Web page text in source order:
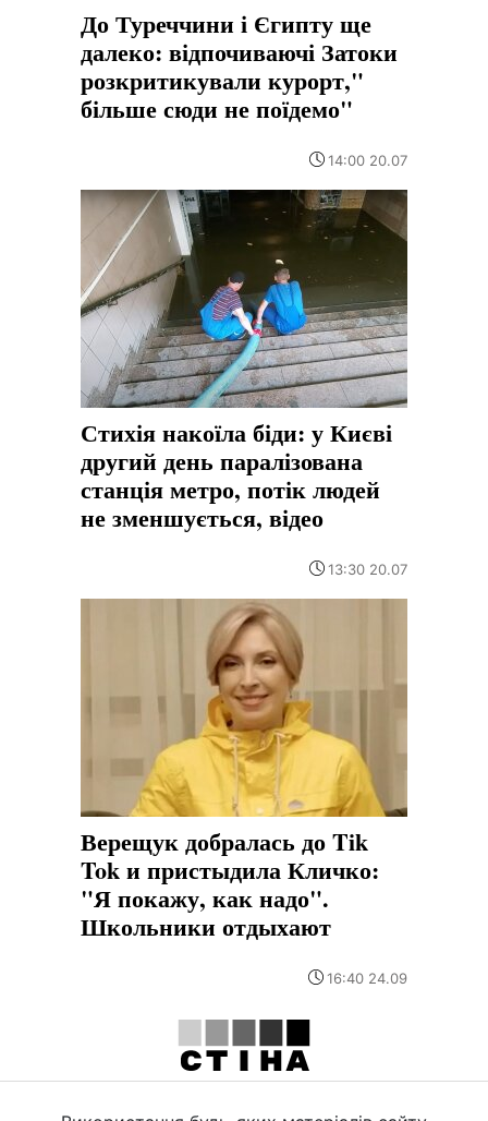
До Туреччини і Єгипту ще
далеко: відпочиваючі Затоки
розкритикували курорт,"
більше сюди не поїдемо"
14:00 20.07
Стихія накоїла біди: у Києві
другий день паралізована
станція метро, потік людей
не зменшується, відео
13:30 20.07
Верещук добралась до Tik
Tok и пристыдила Кличко:
"Я покажу, как надо".
Школьники отдыхают
16:40 24.09